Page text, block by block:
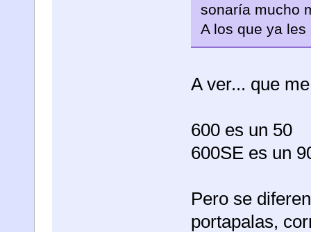
sonaría mucho
A los que ya
A ver... que
600 es un 50
600SE es un
Pero se
portapalas,